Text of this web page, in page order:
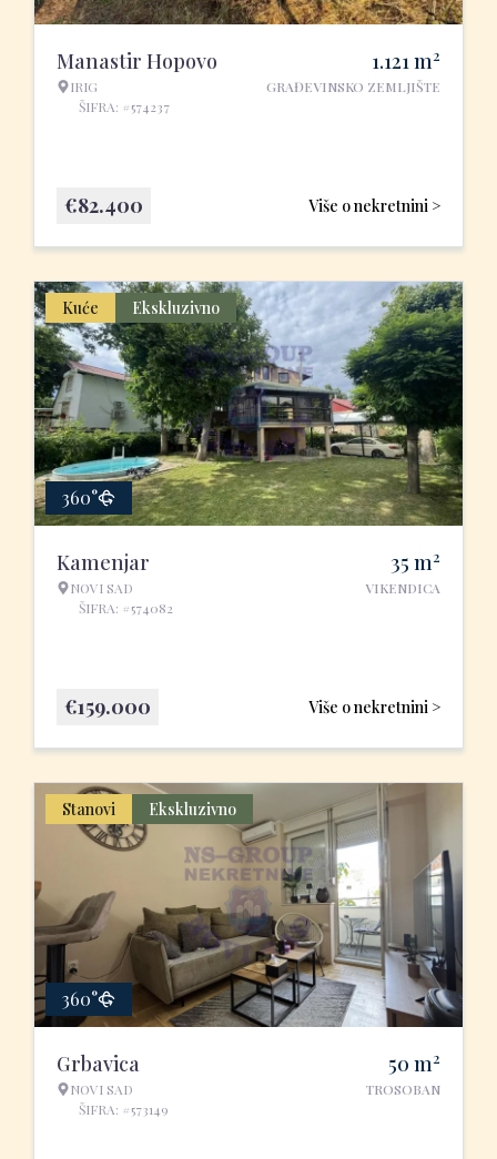
Manastir Hopovo
IRIG
ŠIFRA: #574237
1.121m2
GRAĐEVINSKO ZEMLJIŠTE
Više o nekretnini >
€82.400
Kuće Ekskluzivno
360°
Kamenjar
NOVI SAD
ŠIFRA: #574082
35 m2
VIKENDICA
Više o nekretnini >
€159.000
Stanovi Ekskluzivno
360°
Grbavica
NOVI SAD
ŠIFRA: #573149
50 m2
TROSOBAN